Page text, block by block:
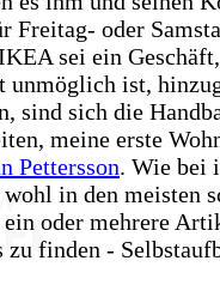
Freitag- oder
sei ein
unmöglich ist,
sind sich die
meine erste
Pettersson. Wie bei
in den meisten
oder mehrere
zu finden -